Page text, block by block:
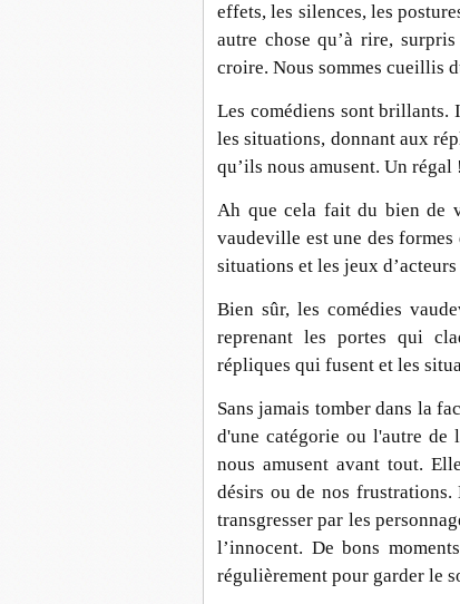
effets, les silences, les
autre chose qu’à rire,
croire. Nous sommes cueillis
Les comédiens sont brillants.
les situations, donnant aux
qu’ils nous amusent. Un régal !
Ah que cela fait du bien de
vaudeville est une des
situations et les jeux
Bien sûr, les comédies
reprenant les portes qui
répliques qui fusent et les
Sans jamais tomber dans la
d'une catégorie ou l'autre de
nous amusent avant tout.
désirs ou de nos
transgresser par les
l’innocent. De bons
régulièrement pour garder le